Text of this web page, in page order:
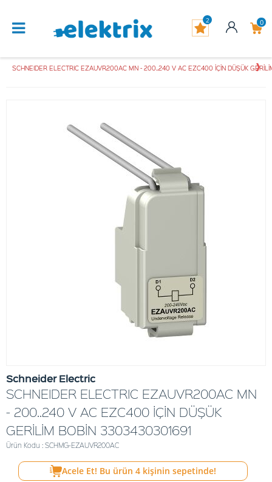
0
2
SCHNEIDER ELECTRIC EZAUVR200AC MN - 200..240 V AC EZC400 İÇİN DÜŞÜK
Schneider Electric
SCHNEIDER ELECTRIC EZAUVR200AC MN
- 200..240 V AC EZC400 İÇİN DÜŞÜK
GERİLİM BOBİN 3303430301691
Ürün Kodu : SCHMG-EZAUVR200AC
Acele Et! Bu ürün 4 kişinin sepetinde!